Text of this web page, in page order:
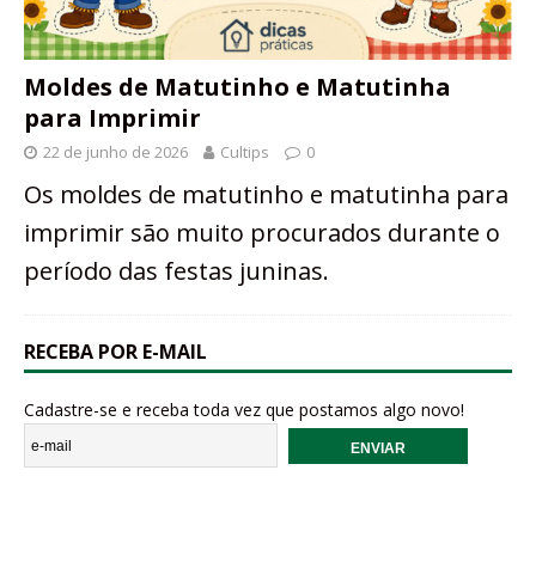
Moldes de Matutinho e Matutinha
para Imprimir
22 de junho de 2026 Cultips 0
Os moldes de matutinho e matutinha para
imprimir são muito procurados durante o
período das festas juninas.
RECEBA POR E-MAIL
Cadastre-se e receba toda vez que postamos algo novo!